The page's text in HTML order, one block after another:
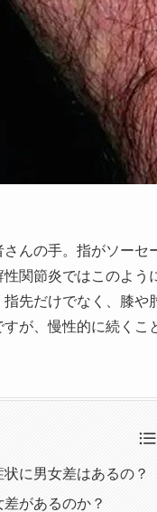
さんの手。指がソー
関節炎ではこのよ
先だけでなく、膝
が、慢性的に続くこ
に男女差はあるの？
があるのか？